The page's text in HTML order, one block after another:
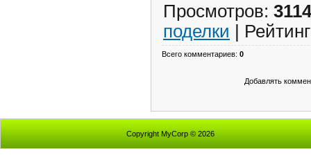
Просмотров: 3114
поделки | Рейтинг
Всего комментариев: 0
Добавлять
Copyright MyCorp © 2026